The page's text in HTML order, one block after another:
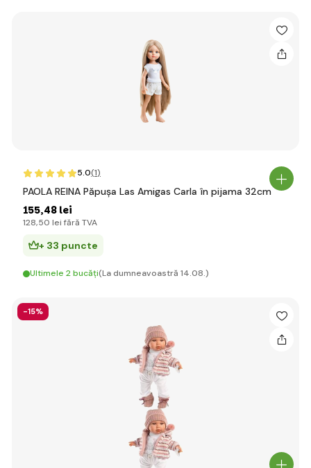
5.0(1)
PAOLA REINA Păpușa Las Amigas Carla în pijama 32cm
155,48 lei
128,50 lei fără TVA
+ 33 puncte
Ultimele 2 bucăți(La dumneavoastră 14.08.)
-15%